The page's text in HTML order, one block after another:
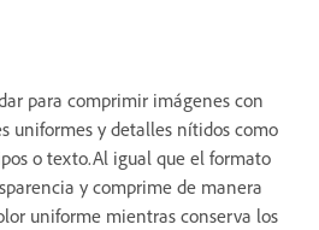
para comprimir imágenes con
uniformes y detalles nítidos como
o texto.Al igual que el formato
y comprime de manera
uniforme mientras conserva los